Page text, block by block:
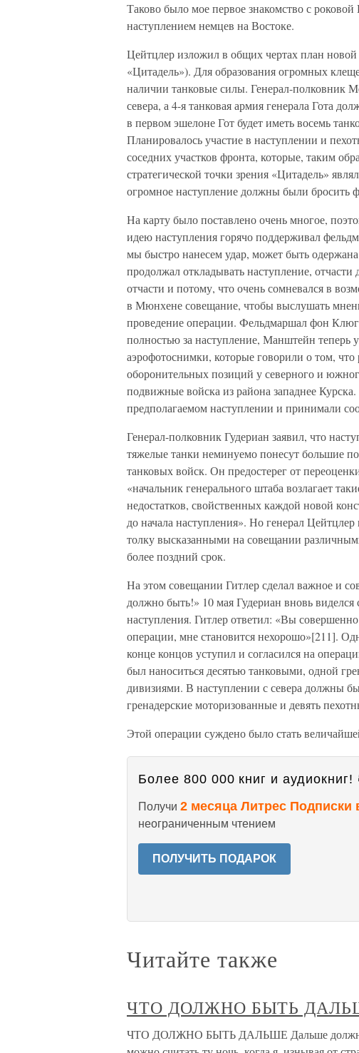
Таково было мое первое знакомство с
наступлением немцев на Востоке.
Цейтцлер изложил в общих чертах план
«Цитадель»). Для образования огромных
наличии танковые силы. Генерал-полковник
севера, а 4-я танковая армия генерала Гота
в первом эшелоне Гот будет иметь восемь
Планировалось участие в наступлении и
соседних участков фронта, которые, таким
стратегической точки зрения «Цитадель»
огромное наступление должны были бросить
На карту было поставлено очень многое,
идею наступления горячо поддерживал
мы быстро нанесем удар, может быть
продолжал откладывать наступление,
отчасти и потому, что очень сомневался в
в Мюнхене совещание, чтобы выслушать
проведение операции. Фельдмаршал фон
полностью за наступление, Манштейн теперь
аэрофотоснимки, которые говорили о том,
оборонительных позиций у северного и
подвижные войска из района западнее
предполагаемом наступлении и принимали
Генерал-полковник Гудериан заявил, что
тяжелые танки неминуемо понесут большие
танковых войск. Он предостерег от
«начальник генерального штаба возлагает
недостатков, свойственных каждой новой
до начала наступления». Но генерал
толку высказанными на совещании
более поздний срок.
На этом совещании Гитлер сделал важное и
должно быть!» 10 мая Гудериан вновь виделся
наступления. Гитлер ответил: «Вы
операции, мне становится нехорошо»[211].
конце концов уступил и согласился на
был наноситься десятью танковыми, одной
дивизиями. В наступлении с севера должны
гренадерские моторизованные и девять
Этой операции суждено было стать
Более 800 000 книг и аудиокниг!
Получи 2 месяца Литрес Подписки
неограниченным чтением
ПОЛУЧИТЬ ПОДАРОК
Читайте также
ЧТО ДОЛЖНО БЫТЬ
ЧТО ДОЛЖНО БЫТЬ ДАЛЬШЕ Дальше должно